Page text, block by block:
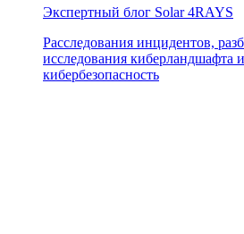
Экспертный блог Solar 4RAYS
Расследования инцидентов,
исследования киберландшафта
кибербезопасность